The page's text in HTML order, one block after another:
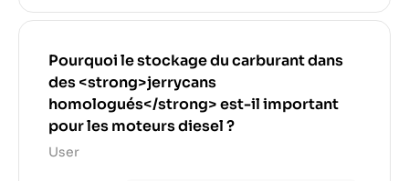
Pourquoi le stockage du carburant dans
des <strong>jerrycans
homologués</strong> est-il important
pour les moteurs diesel ?
User